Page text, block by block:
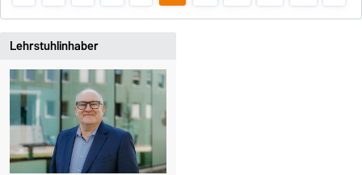
Lehrstuhlinhaber